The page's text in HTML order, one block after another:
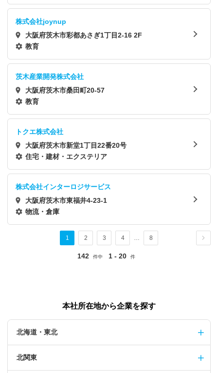
株式会社joynup
大阪府茨木市彩都あさぎ1丁目2-16 2F
教育
茨木産業開発株式会社
大阪府茨木市桑田町20-57
教育
トクエ株式会社
大阪府茨木市新堂1丁目22番20号
住宅・建材・エクステリア
株式会社インターロジサービス
大阪府茨木市東福井4-23-1
物流・倉庫
1 2 3 4 … 8
142 件中 1 - 20 件
本社所在地から企業を探す
北海道・東北
北関東